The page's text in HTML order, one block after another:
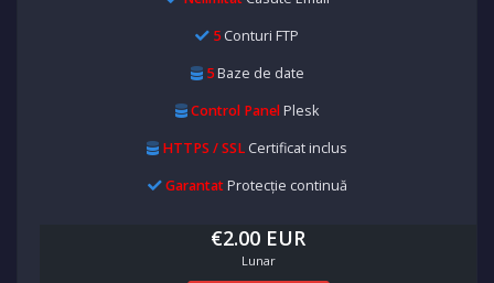
5Conturi FTP
5Baze de date
Control PanelPlesk
HTTPS / SSL Certificat inclus
GarantatProtecție continuă
€2.00 EUR
Lunar